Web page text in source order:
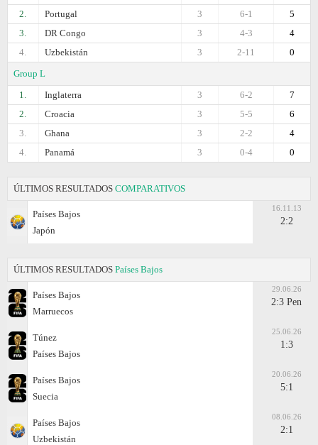
2.
Portugal 5
6-1
3
3.
DR Congo 4
4-3
3
4.
Uzbekistán 0
2-11
3
Group L
1.
Inglaterra 7
6-2
3
2.
Croacia 6
5-5
3
3.
Ghana 4
2-2
3
4.
Panamá 0
0-4
3
ÚLTIMOS RESULTADOS COMPARATIVOS
Países Bajos
Japón
16.11.13
2:2
ÚLTIMOS RESULTADOS Países Bajos
Países Bajos
Marruecos
29.06.26
2:3 Pen
Túnez
Países Bajos
25.06.26
1:3
Países Bajos
Suecia
20.06.26
5:1
Países Bajos
Uzbekistán
08.06.26
2:1